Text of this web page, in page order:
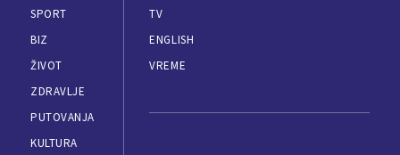
SPORT
BIZ
ŽIVOT
ZDRAVLJE
PUTOVANJA
KULTURA
TV
ENGLISH
VREME